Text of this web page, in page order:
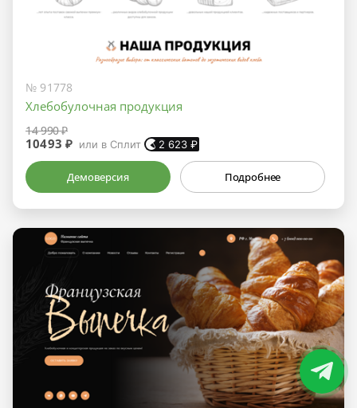
№ 91778
Хлебобулочная продукция
14 990 ₽
10493 ₽ или в Сплит 2 623 ₽
Демоверсия Подробнее